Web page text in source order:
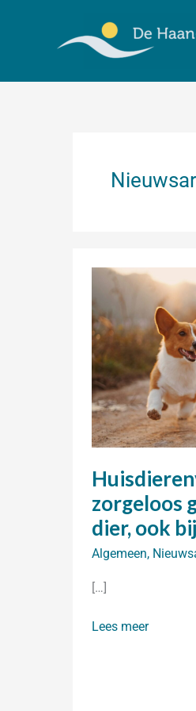
zorgeloos
dier, ook
Algemeen,
[…]
Lees meer